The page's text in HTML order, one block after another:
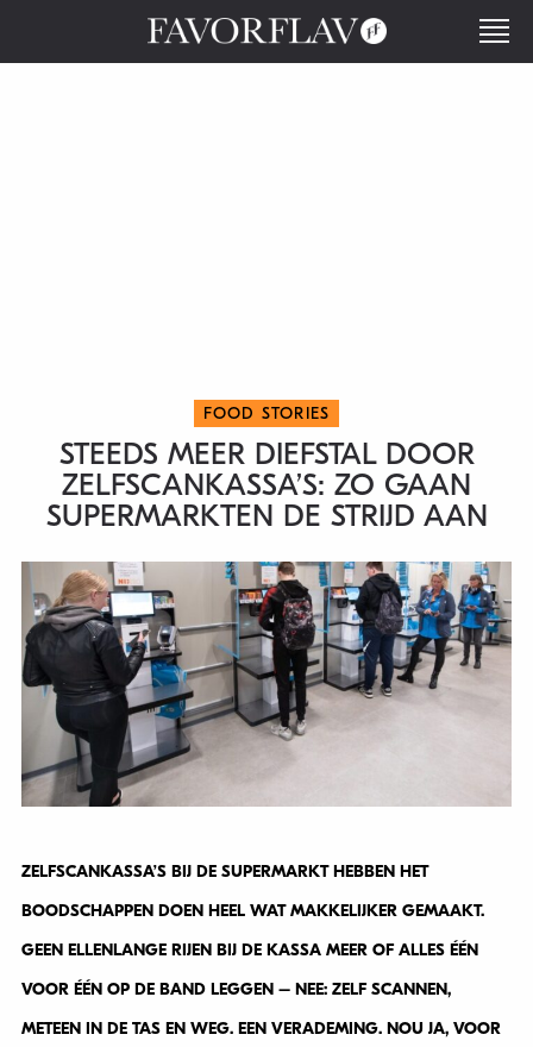
FOOD STORIES
STEEDS MEER DIEFSTAL DOOR
ZELFSCANKASSA’S: ZO GAAN
SUPERMARKTEN DE STRIJD AAN
ZELFSCANKASSA’S BIJ DE SUPERMARKT HEBBEN HET
BOODSCHAPPEN DOEN HEEL WAT MAKKELIJKER GEMAAKT.
GEEN ELLENLANGE RIJEN BIJ DE KASSA MEER OF ALLES ÉÉN
VOOR ÉÉN OP DE BAND LEGGEN – NEE: ZELF SCANNEN,
METEEN IN DE TAS EN WEG. EEN VERADEMING. NOU JA, VOOR